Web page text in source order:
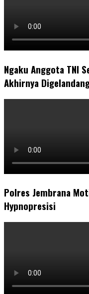
Ngaku Anggota TNI
Akhirnya
Polres Jembrana
Hypnopresisi